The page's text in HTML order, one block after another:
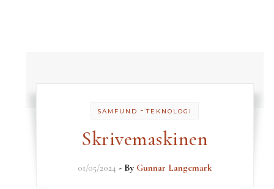
SAMFUND -TEKNOLOGI
Skrivemaskinen
01/05/2024 - By Gunnar Langemark